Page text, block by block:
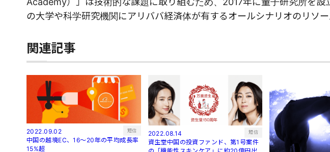
の大学や科学研究機関にアリババ経済体が有するオールシナリオのリソ
関連記事
2022.09.02 短信
中国の越境EC、16～20年の平均成長率
15%超
2022.08.14 短信
資生堂中国の投資ファンド、第1号案件